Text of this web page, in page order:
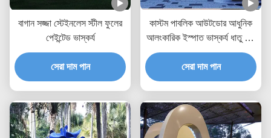
বাগান সজ্জা স্টেইনলেস স্টীল ফুলের
পেইন্টেড ভাস্কর্য
সেরা দাম পান
কাস্টম পাবলিক আউটডোর আধুনিক
আলংকারিক ইস্পাত ভাস্কর্য ধাতু মূর্তি
বিশাল সাদা তিমি
সেরা দাম পান